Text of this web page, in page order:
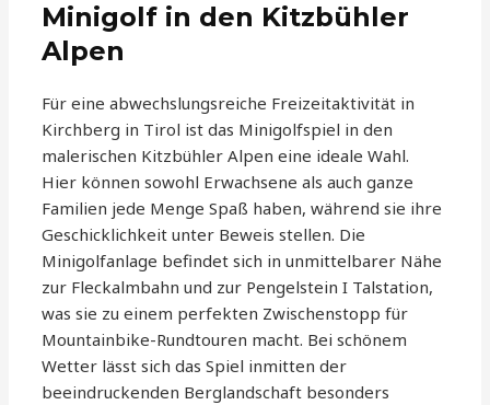
Minigolf in den Kitzbühler
Alpen
Für eine abwechslungsreiche Freizeitaktivität in
Kirchberg in Tirol ist das Minigolfspiel in den
malerischen Kitzbühler Alpen eine ideale Wahl.
Hier können sowohl Erwachsene als auch ganze
Familien jede Menge Spaß haben, während sie ihre
Geschicklichkeit unter Beweis stellen. Die
Minigolfanlage befindet sich in unmittelbarer Nähe
zur Fleckalmbahn und zur Pengelstein I Talstation,
was sie zu einem perfekten Zwischenstopp für
Mountainbike-Rundtouren macht. Bei schönem
Wetter lässt sich das Spiel inmitten der
beeindruckenden Berglandschaft besonders